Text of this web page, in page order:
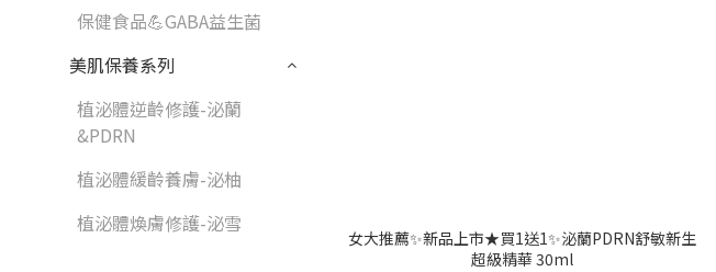
保健食品💪GABA益生菌
美肌保養系列
植泌體逆齡修護-泌蘭
&PDRN
植泌體緩齡養膚-泌柚
植泌體煥膚修護-泌雪
女大推薦✨新品上市★買1送1✨泌蘭PDRN舒敏新生
超級精華 30ml